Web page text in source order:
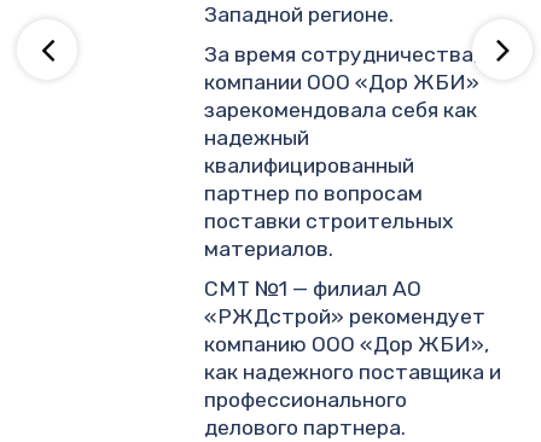
Западной регионе.
За время сотрудничества,
компании ООО «Дор ЖБИ»
зарекомендовала себя как
надежный
квалифицированный
партнер по вопросам
поставки строительных
материалов.
СМТ №1 — филиал АО
«РЖДстрой» рекомендует
компанию ООО «Дор ЖБИ»,
как надежного поставщика и
профессионального
делового партнера.